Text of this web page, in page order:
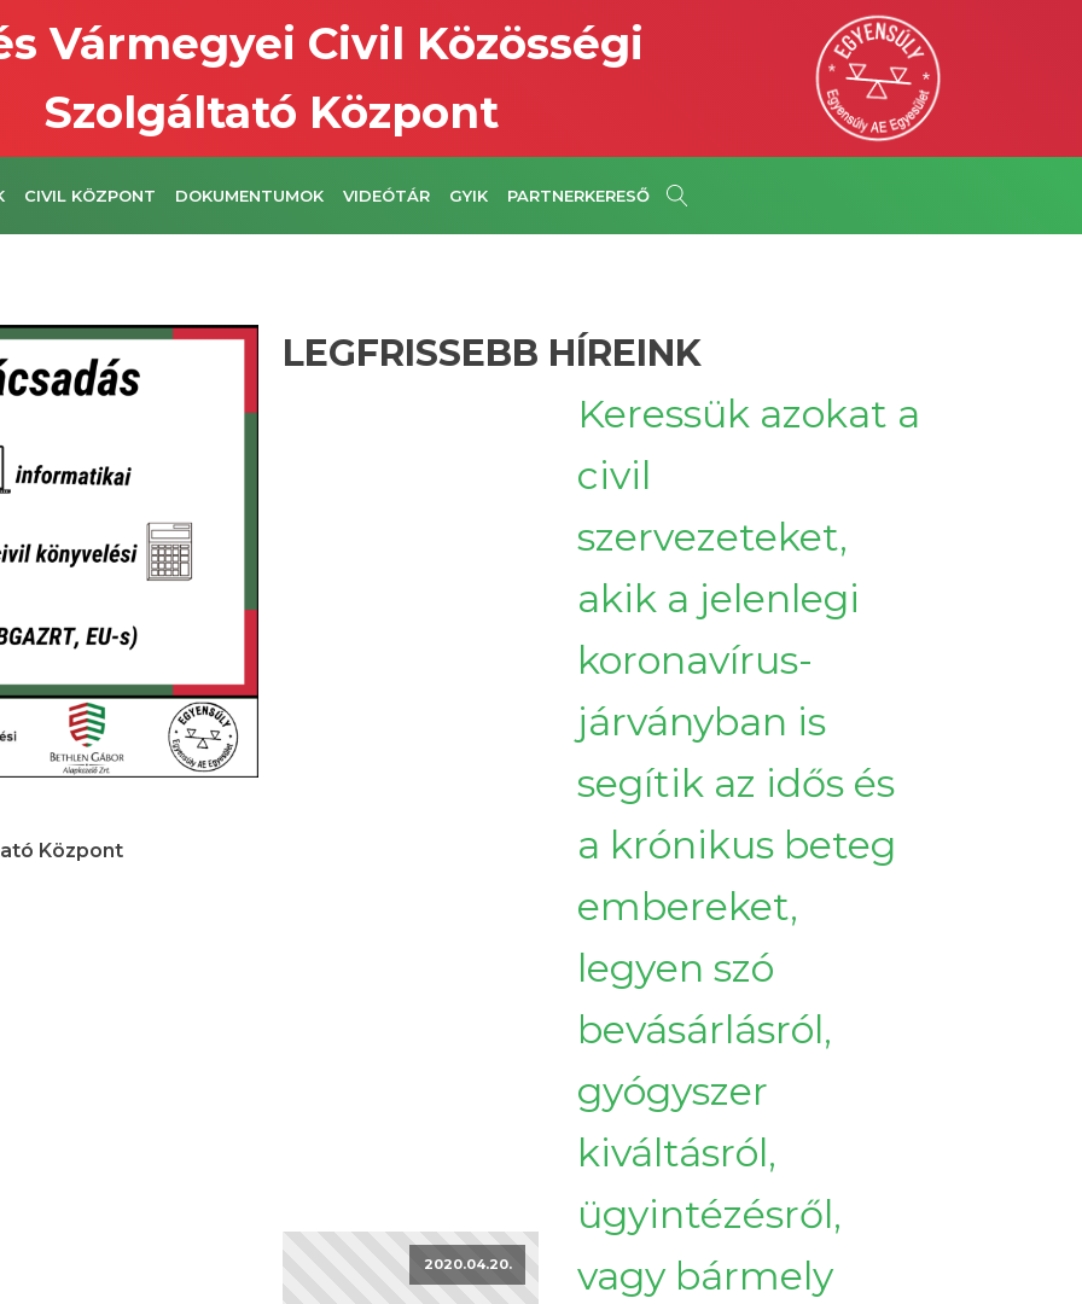
Vármegyei Civil Közösségi
Szolgáltató Központ
CIVIL KÖZPONT DOKUMENTUMOK VIDEÓTÁR GYIK PARTNERKERESŐ
Központ
LEGFRISSEBB HÍREINK
2020.04.20.
Keressük azokat a
civil
szervezeteket,
akik a jelenlegi
koronavírus-
járványban is
segítik az idős és
a krónikus beteg
embereket,
legyen szó
bevásárlásról,
gyógyszer
kiváltásról,
ügyintézésről,
vagy bármely